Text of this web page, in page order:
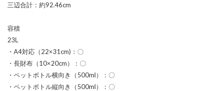
三辺合計：約92.46cm
容積
23L
・A4対応（22×31cm)：〇
・長財布（10×20cm）：〇
・ペットボトル横向き（500ml）：〇
・ペットボトル縦向き（500ml）：〇